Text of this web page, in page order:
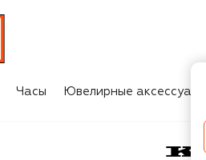
Часы Ювелирные аксессуары